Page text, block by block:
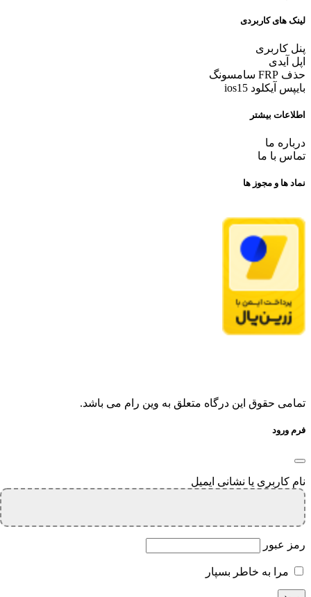
لینک های کاربردی
پنل کاربری
اپل آیدی
حذف FRP سامسونگ
بایپس آیکلود ios15
اطلاعات بیشتر
درباره ما
تماس با ما
نماد ها و مجوز ها
تمامی حقوق این درگاه متعلق به وین رام می باشد.
فرم ورود
نام کاربری یا نشانی ایمیل
رمز عبور
مرا به خاطر بسپار